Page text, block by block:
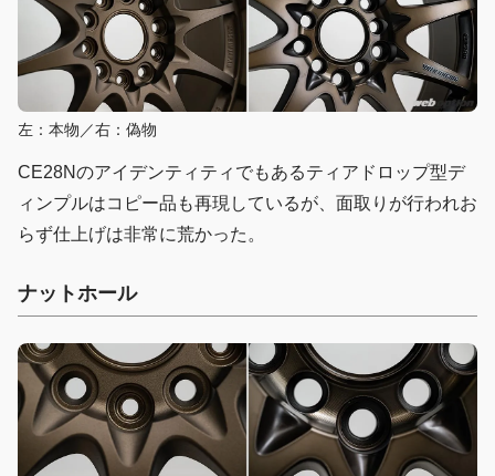
左：本物／右：偽物
CE28Nのアイデンティティでもあるティアドロップ型デ
ィンプルはコピー品も再現しているが、面取りが行われお
らず仕上げは非常に荒かった。
ナットホール